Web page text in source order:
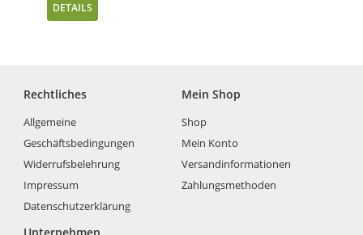
DETAILS
Rechtliches
Allgemeine
Geschäftsbedingungen
Widerrufsbelehrung
Impressum
Datenschutzerklärung
Mein Shop
Shop
Mein Konto
Versandinformationen
Zahlungsmethoden
Unternehmen